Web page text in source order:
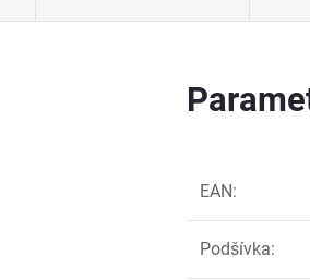
EAN:
Podšívka: